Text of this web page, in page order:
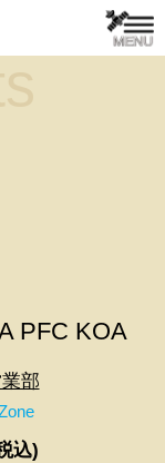
PFC KOA
部
込)